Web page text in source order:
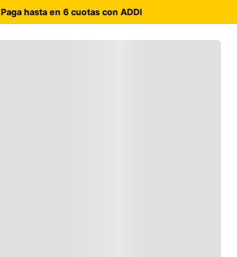
Paga hasta en 6 cuotas con ADDI